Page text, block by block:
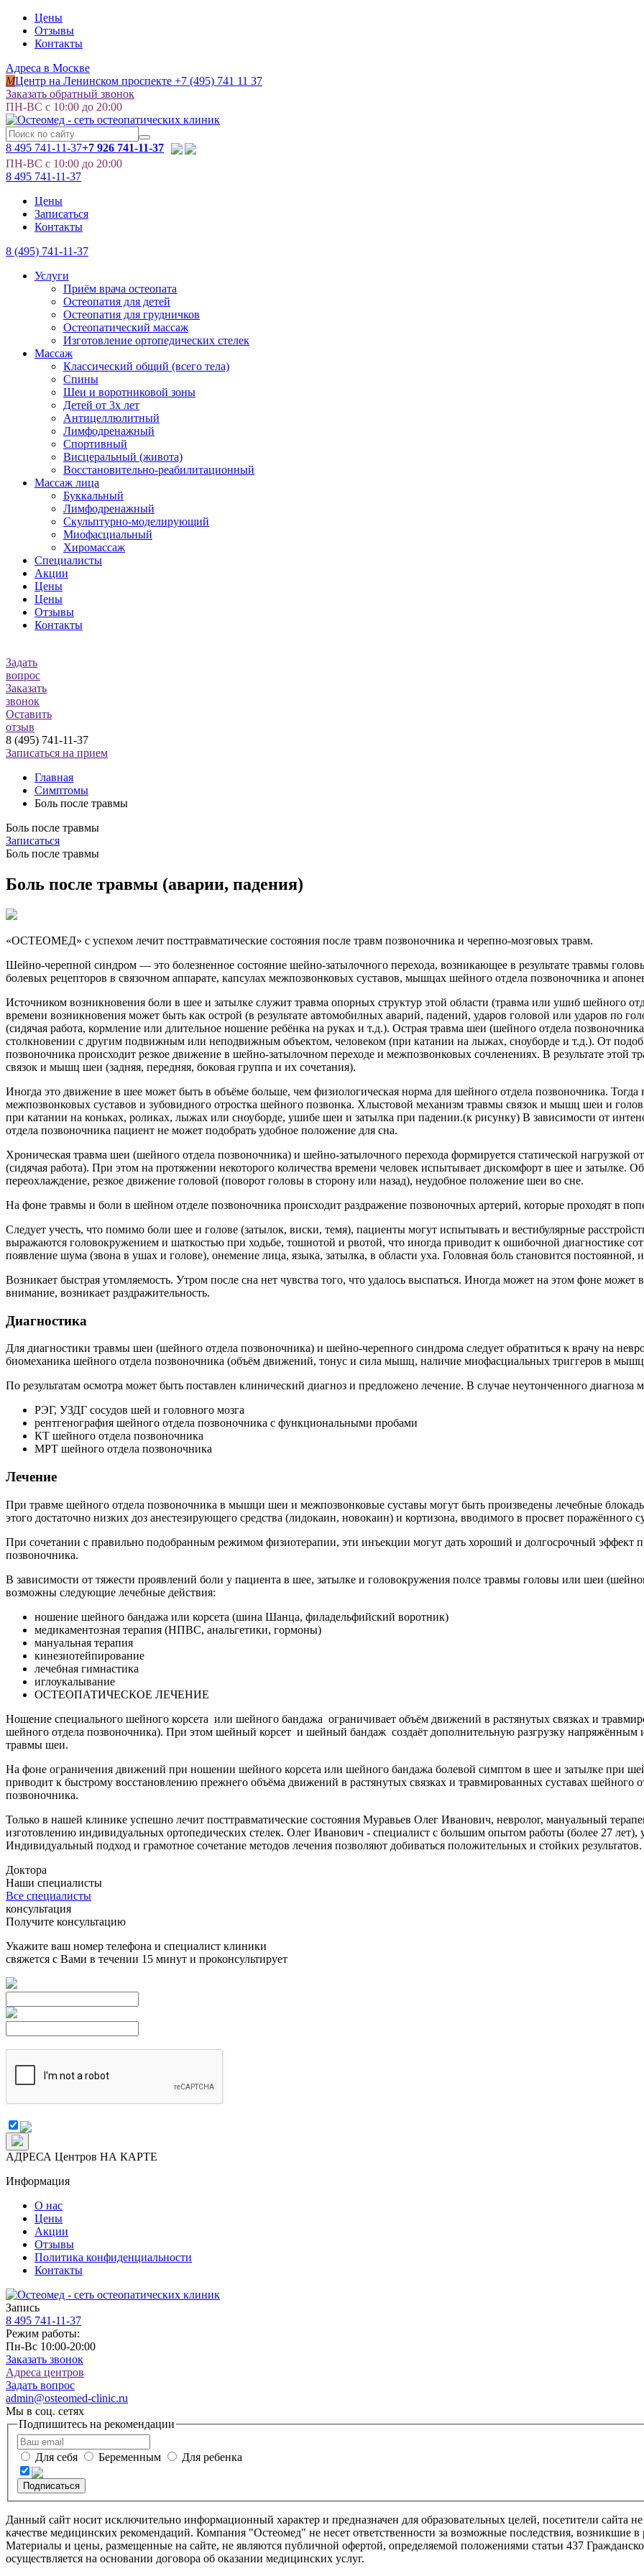
Цены
Отзывы
Контакты
Адреса в Москве
MЦентр на Ленинском проспекте +7 (495) 741 11 37
Заказать обратный звонок
ПН-ВС с 10:00 до 20:00
8 495 741-11-37+7 926 741-11-37
ПН-ВС с 10:00 до 20:00
8 495 741-11-37
Цены
Записаться
Контакты
8 (495) 741-11-37
Услуги
Приём врача остеопата
Остеопатия для детей
Остеопатия для грудничков
Остеопатический массаж
Изготовление ортопедических стелек
Массаж
Классический общий (всего тела)
Спины
Шеи и воротниковой зоны
Детей от 3х лет
Антицеллюлитный
Лимфодренажный
Спортивный
Висцеральный (живота)
Восстановительно-реабилитационный
Массаж лица
Буккальный
Лимфодренажный
Скульптурно-моделирующий
Миофасциальный
Хиромассаж
Специалисты
Акции
Цены
Цены
Отзывы
Контакты
Задать
вопрос
Заказать
звонок
Оставить
отзыв
8 (495) 741-11-37
Записаться на прием
Главная
Симптомы
Боль после травмы
Боль после травмы
Записаться
Боль после травмы
Боль после травмы (аварии, падения)
«ОСТЕОМЕД» с успехом лечит посттравматические состояния после травм позвоночника и черепно-мозговых травм.
Шейно-черепной синдром — это болезненное состояние шейно-затылочного перехода, возникающее в результате травмы
болевых рецепторов в связочном аппарате, капсулах межпозвонковых суставов, мышцах шейного отдела позвоночника и
Источником возникновения боли в шее и затылке служит травма опорных структур этой области (травма или ушиб шейного
времени возникновения может быть как острой (в результате автомобилных аварий, падений, ударов головой или ударов по
(сидячая работа, кормление или длительное ношение ребёнка на руках и т.д.). Острая травма шеи (шейного отдела
столкновении с другим подвижным или неподвижным объектом, человеком (при катании на лыжах, сноуборде и т.д.). От
позвоночника происходит резкое движение в шейно-затылочном переходе и межпозвонковых сочленениях. В результате этой
связок и мышц шеи (задняя, передняя, боковая группа и их сочетания).
Иногда это движение в шее может быть в объёме больше, чем физиологическая норма для шейного отдела позвоночника.
межпозвонковых суставов и зубовидного отростка шейного позвонка. Хлыстовой механизм травмы связок и мышц шеи и
при катании на коньках, роликах, лыжах или сноуборде, ушибе шеи и затылка при падении.(к рисунку) В зависимости от
отдела позвоночника пациент не может подобрать удобное положение для сна.
Хроническая травма шеи (шейного отдела позвоночника) и шейно-затылочного перехода формируется статической нагрузкой
(сидячая работа). При этом на протяжении некоторого количества времени человек испытывает дискомфорт в шее и затылке.
переохлаждение, резкое движение головой (поворот головы в сторону или назад), неудобное положение шеи во сне.
На фоне травмы и боли в шейном отделе позвоночника происходит раздражение позвоночных артерий, которые проходят в
Следует учесть, что помимо боли шее и голове (затылок, виски, темя), пациенты могут испытывать и вестибулярные
выражаются головокружением и шаткостью при ходьбе, тошнотой и рвотой, что иногда приводит к ошибочной диагностике
появление шума (звона в ушах и голове), онемение лица, языка, затылка, в области уха. Головная боль становится постоянной,
Возникает быстрая утомляемость. Утром после сна нет чувства того, что удалось выспаться. Иногда может на этом фоне может
внимание, возникает раздражительность.
Диагностика
Для диагностики травмы шеи (шейного отдела позвоночника) и шейно-черепного синдрома следует обратиться к врачу на
биомеханика шейного отдела позвоночника (объём движений, тонус и сила мышц, наличие миофасциальных триггеров в
По результатам осмотра может быть поставлен клинический диагноз и предложено лечение. В случае неутонченного
РЭГ, УЗДГ сосудов шей и головного мозга
рентгенография шейного отдела позвоночника с функциональными пробами
КТ шейного отдела позвоночника
МРТ шейного отдела позвоночника
Лечение
При травме шейного отдела позвоночника в мышци шеи и межпозвонковые суставы могут быть произведены лечебные
этого достаточно низких доз анестезирующего средства (лидокаин, новокаин) и кортизона, вводимого в просвет поражённого
При сочетании с правильно подобранным режимом физиотерапии, эти инъекции могут дать хороший и долгосрочный эффект
позвоночника.
В зависимости от тяжести проявлений боли у пациента в шее, затылке и головокружения полсе травмы головы или шеи
возможны следующие лечебные действия:
ношение шейного бандажа или корсета (шина Шанца, филадельфийский воротник)
медикаментозная терапия (НПВС, анальгетики, гормоны)
мануальная терапия
кинезиотейпирование
лечебная гимнастика
иглоукалывание
ОСТЕОПАТИЧЕСКОЕ ЛЕЧЕНИЕ
Ношение специального шейного корсета или шейного бандажа ограничивает объём движений в растянутых связках и
шейного отдела позвоночника). При этом шейный корсет и шейный бандаж создаёт дополнительную разгрузку напряжённым
травмы шеи.
На фоне ограничения движений при ношении шейного корсета или шейного бандажа болевой симптом в шее и затылке при
приводит к быстрому восстановлению прежнего объёма движений в растянутых связках и травмированных суставах шейного
позвоночника.
Только в нашей клинике успешно лечит посттравматические состояния Муравьев Олег Иванович, невролог, мануальный
изготовлению индивидуальных ортопедических стелек. Олег Иванович - специалист с большим опытом работы (более 27
Индивидуальный подход и грамотное сочетание методов лечения позволяют добиваться положительных и стойких результатов.
Доктора
Наши специалисты
Все специалисты
консультация
Получите консультацию
Укажите ваш номер телефона и специалист клиники
свяжется с Вами в течении 15 минут и проконсультирует
АДРЕСА Центров НА КАРТЕ
Информация
О нас
Цены
Акции
Отзывы
Политика конфиденциальности
Контакты
Запись
8 495 741-11-37
Режим работы:
Пн-Вс 10:00-20:00
Заказать звонок
Адреса центров
Задать вопрос
admin@osteomed-clinic.ru
Мы в соц. сетях
Подпишитесь на рекомендации
Для себя Беременным Для ребенка
Подписаться
Данный сайт носит исключительно информационный характер и предназначен для образовательных целей, посетители сайта
качестве медицинских рекомендаций. Компания "Остеомед" не несет ответственности за возможные последствия, возникшие
Материалы и цены, размещенные на сайте, не являются публичной офертой, определяемой положениями статьи 437
осуществляется на основании договора об оказании медицинских услуг.